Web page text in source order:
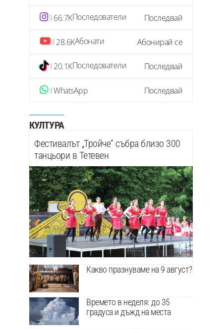
66.7KПоследователи Последвай
28.6KАбонати Абонирай се
20.1KПоследователи Последвай
WhatsApp Последвай
КУЛТУРА
Фестивалът „Тройче“ събра близо 300
танцьори в Тетевен
Какво празнуваме на 9 август?
Времето в неделя: до 35
градуса и дъжд на места